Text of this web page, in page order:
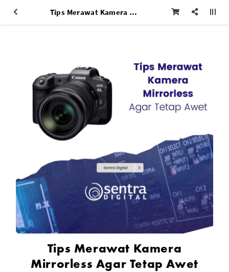
Tips Merawat Kamera Mirrorless Agar Tetap Awet
Tips Merawat Kamera
Mirrorless Agar Tetap Awet